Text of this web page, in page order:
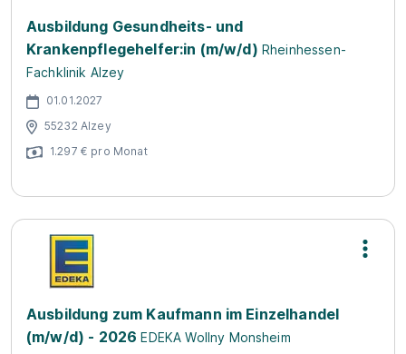
Ausbildung Gesundheits- und
Krankenpflegehelfer:in (m/w/d) Rheinhessen-
Fachklinik Alzey
01.01.2027
55232 Alzey
1.297 € pro Monat
Ausbildung zum Kaufmann im Einzelhandel
(m/w/d) - 2026 EDEKA Wollny Monsheim